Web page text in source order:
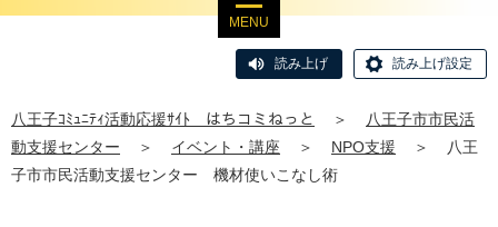
MENU
読み上げ 読み上げ設定
八王子ｺﾐｭﾆﾃｨ活動応援ｻｲﾄ はちコミねっと ＞
八王子市市民活
動支援センター
＞ イベント・講座 ＞ NPO支援 ＞
八王
子市市民活動支援センター 機材使いこなし術